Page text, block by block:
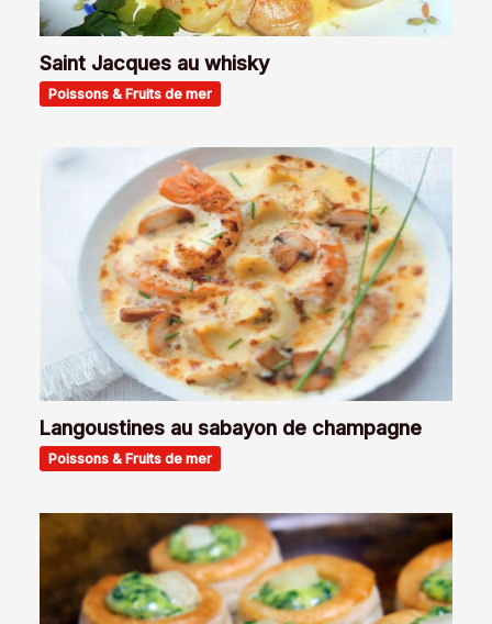
Saint Jacques au whisky
Poissons & Fruits de mer
Langoustines au sabayon de champagne
Poissons & Fruits de mer